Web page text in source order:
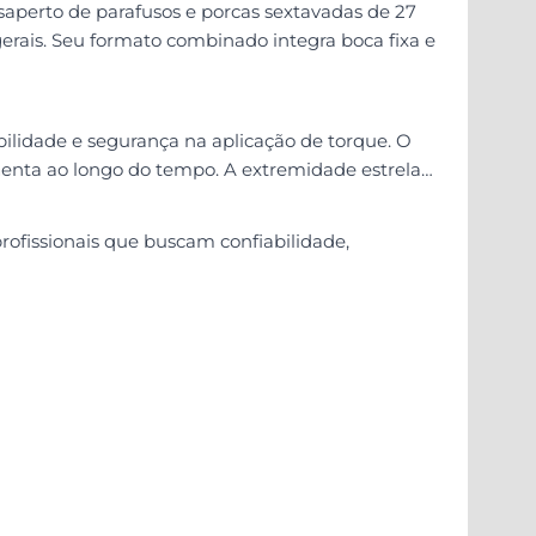
de parafusos e porcas sextavadas de 27
Seu formato combinado integra boca fixa e
e segurança na aplicação de torque. O
ao longo do tempo. A extremidade estrela
que buscam confiabilidade,